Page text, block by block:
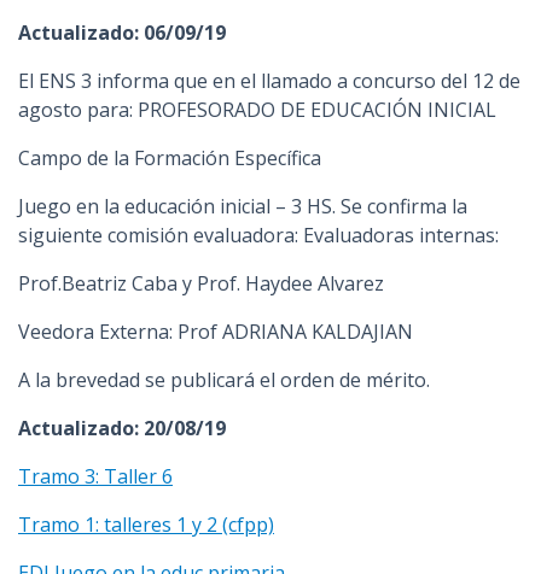
Actualizado: 06/09/19
El ENS 3 informa que en el llamado a concurso del 12 de
agosto para: PROFESORADO DE EDUCACIÓN INICIAL
Campo de la Formación Específica
Juego en la educación inicial – 3 HS. Se confirma la
siguiente comisión evaluadora: Evaluadoras internas:
Prof.Beatriz Caba y Prof. Haydee Alvarez
Veedora Externa: Prof ADRIANA KALDAJIAN
A la brevedad se publicará el orden de mérito.
Actualizado: 20/08/19
Tramo 3: Taller 6
Tramo 1: talleres 1 y 2 (cfpp)